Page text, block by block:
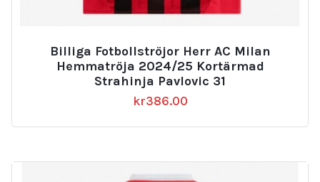
Billiga Fotbollströjor Herr AC Milan
Hemmatröja 2024/25 Kortärmad
Strahinja Pavlovic 31
kr386.00